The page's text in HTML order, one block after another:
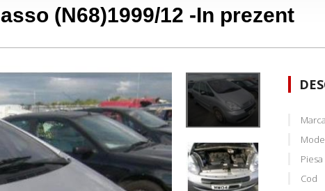
(N68)1999/12 -In prezent
Marca
Piesa
Cod